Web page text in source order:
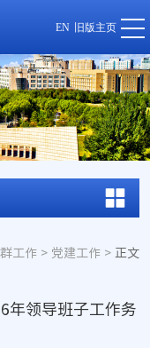
EN 旧版主页
工作 > 党建工作 > 正文
年领导班子工作务